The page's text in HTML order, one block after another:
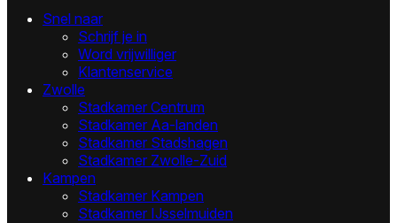
Snel naar
Schrijf je in
Word vrijwilliger
Klantenservice
Zwolle
Stadkamer Centrum
Stadkamer Aa-landen
Stadkamer Stadshagen
Stadkamer Zwolle-Zuid
Kampen
Stadkamer Kampen
Stadkamer IJsselmuiden